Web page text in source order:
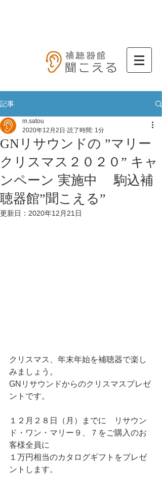
記事
GNリサウンドの ”マリー
クリスマス２０２０” キャ
ンペーン 実施中 駒込補
聴器館”聞こえる”
m.satou
2020年12月2日 読了時間: 1分
更新日： 2020年12月21日
クリスマス、年末年始を補聴器で楽し
みましょう。
GNリサウンドからのクリスマスプレゼ
ントです。
１２月２８日（月）までに　リサウン
ド・ワン・マリー９、７をご購入のお
客様全員に
１万円相当のカタログギフトをプレゼ
ントします。